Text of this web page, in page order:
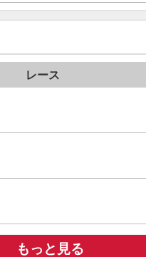
レース
もっと見る